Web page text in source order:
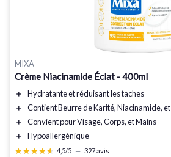
MIXA
Crème Niacinamide Éclat - 400ml
＋ Hydratanteetréduisant les taches
＋
ContientBeurre de Karité,Niacinamide, et
＋
Convient pourVisage,Corps, etMains
＋
Hypoallergénique
★★★★★
★★★★★ 4,5/5 — 327 avis